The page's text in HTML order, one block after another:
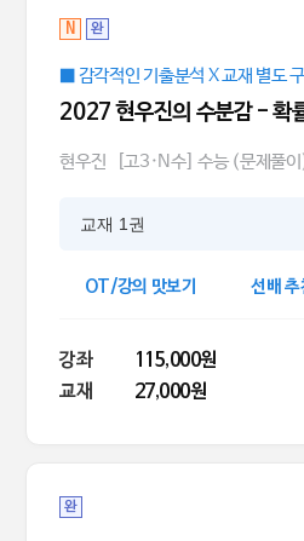
N 완
■ 감각적인 기출분석 X 교재 별도
2027 현우진의 수분감 - 확
현우진 [고3·N수] 수능 (문제풀
교재 1권
OT/강의 맛보기 선배 추
강좌
115,000원
교재
27,000원
완